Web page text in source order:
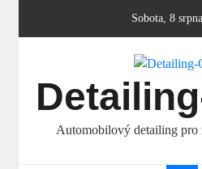
Sobota, 8
Automobilový detailing